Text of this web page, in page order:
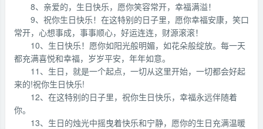
8、亲爱的，生日快乐，愿你笑容常开，幸福满溢！
9、祝你生日快乐！在这特别的日子里，愿你幸福安康，笑口
常开，心想事成，事事顺心，好运连连，财源滚滚！
10、生日快乐！愿你如阳光般明媚，如花朵般绽放。每一天
都充满喜悦和幸福，岁岁平安，年年如意。
11、生日，就是一个起点，一切从这里开始，一切都会好起
来的!祝你生日快乐!
12、在这特别的日子里，祝你生日快乐，幸福永远伴随着
你。
13、生日的烛光中摇曳着快乐和宁静，愿你的生日充满温暖